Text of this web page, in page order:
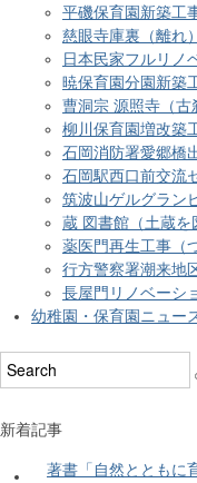
平磯保育園新築工
慈眼寺庫裏（離れ
日本民家フルリノ
暁保育園分園新築
曹洞宗 源照寺（古
柳川保育園増改築
石岡消防署愛郷橋
石岡駅西口前交流
筑波山ゲルグラン
蔵 図書館（土蔵を
薬医門再生工事（
行方警察署潮来地
長屋門リノベーシ
幼稚園・保育園ニュー
新着記事
著書「自然とともに